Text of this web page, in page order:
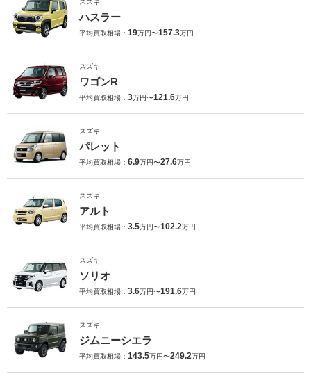
スズキ
ハスラー
平均買取相場： 19万円〜157.3万円
スズキ
ワゴンR
平均買取相場： 3万円〜121.6万円
スズキ
パレット
平均買取相場： 6.9万円〜27.6万円
スズキ
アルト
平均買取相場： 3.5万円〜102.2万円
スズキ
ソリオ
平均買取相場： 3.6万円〜191.6万円
スズキ
ジムニーシエラ
平均買取相場： 143.5万円〜249.2万円